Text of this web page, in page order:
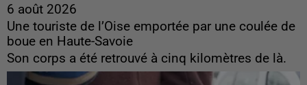
6 août 2026
Une touriste de l’Oise emportée par une coulée de
boue en Haute-Savoie
Son corps a été retrouvé à cinq kilomètres de là.